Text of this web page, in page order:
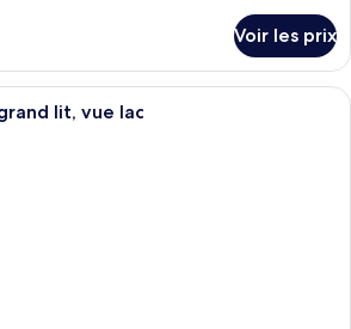
Voir les prix
Une chambre d’hôtel avec deux
lit, vue lac